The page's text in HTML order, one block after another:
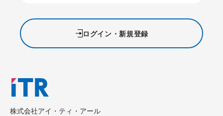
株式会社アイ・ティ・アール
ログイン・新規登録